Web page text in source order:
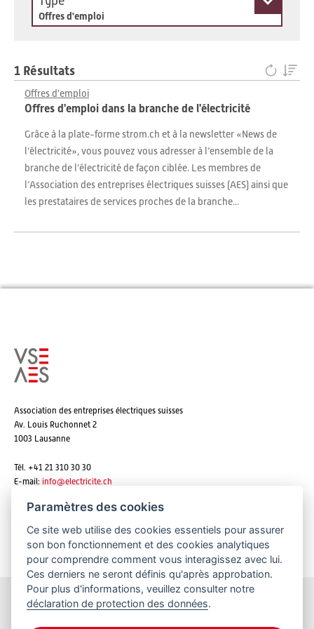
Offres d'emploi
1 Résultats
Offres d'emploi
Offres d'emploi dans la branche de l'électricité
Grâce à la plate-forme strom.ch et à la newsletter «News de
l’électricité», vous pouvez vous adresser à l’ensemble de la
branche de l’électricité de façon ciblée. Les membres de
l’Association des entreprises électriques suisses (AES) ainsi que
les prestataires de services proches de la branche...
Association des entreprises électriques suisses
Av. Louis Ruchonnet 2
1003 Lausanne
Tél. +41 21 310 30 30
E-mail: info@electricite.ch
S'abonner aux newsletters
Restez informés
Paramètres des cookies
Ce site web utilise des cookies essentiels pour assurer
son bon fonctionnement et des cookies analytiques
pour comprendre comment vous interagissez avec lui.
Ces derniers ne seront définis qu'après approbation.
Pour plus d'informations, veuillez consulter notre
déclaration de protection des données.